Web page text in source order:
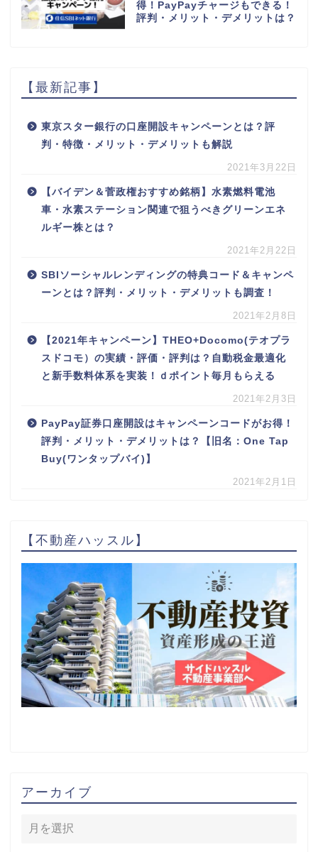
得！PayPayチャージもできる！
評判・メリット・デメリットは？
【最新記事】
東京スター銀行の口座開設キャンペーンとは？評
判・特徴・メリット・デメリットも解説
2021年3月22日
【バイデン＆菅政権おすすめ銘柄】水素燃料電池
車・水素ステーション関連で狙うべきグリーンエネ
ルギー株とは？
2021年2月22日
SBIソーシャルレンディングの特典コード＆キャンペ
ーンとは？評判・メリット・デメリットも調査！
2021年2月8日
【2021年キャンペーン】THEO+Docomo(テオプラ
スドコモ）の実績・評価・評判は？自動税金最適化
と新手数料体系を実装！ｄポイント毎月もらえる
2021年2月3日
PayPay証券口座開設はキャンペーンコードがお得！
評判・メリット・デメリットは？【旧名：One Tap
Buy(ワンタップバイ)】
2021年2月1日
【不動産ハッスル】
アーカイブ